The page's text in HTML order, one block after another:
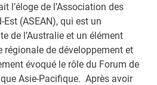
l’éloge de l’Association des
Est (ASEAN), qui est un
de l’Australie et un élément
régionale de développement et
évoqué le rôle du Forum de
Asie-Pacifique. Après avoir